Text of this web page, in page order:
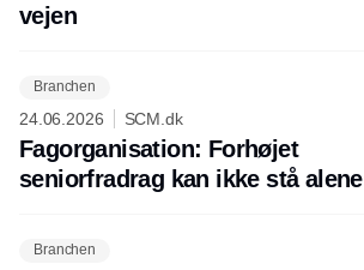
vejen
Branchen
24.06.2026 SCM.dk
Fagorganisation: Forhøjet
seniorfradrag kan ikke stå alene
Branchen